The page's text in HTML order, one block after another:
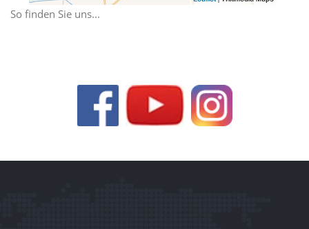
So finden Sie uns...